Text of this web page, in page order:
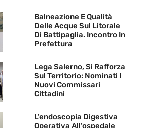
Balneazione E Qualità
Delle Acque Sul Litorale
Di Battipaglia. Incontro In
Prefettura
Lega Salerno, Si Rafforza
Sul Territorio: Nominati I
Nuovi Commissari
Cittadini
L’endoscopia Digestiva
Operativa All’ospedale